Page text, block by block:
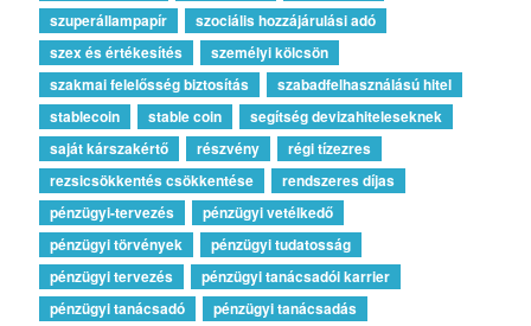
szuperállampapír
szociális hozzájárulási adó
szex és értékesítés
személyi kölcsön
szakmai felelősség biztosítás
szabadfelhasználású hitel
stablecoin
stable coin
segítség devizahiteleseknek
saját kárszakértő
részvény
régi tízezres
rezsicsökkentés csökkentése
rendszeres díjas
pénzügyi-tervezés
pénzügyi vetélkedő
pénzügyi törvények
pénzügyi tudatosság
pénzügyi tervezés
pénzügyi tanácsadói karrier
pénzügyi tanácsadó
pénzügyi tanácsadás